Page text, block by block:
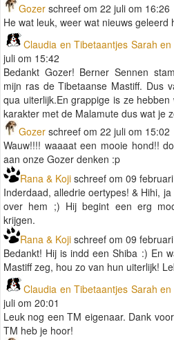
Gozer schreef om 22 juli om 16:26
He wat leuk, weer wat nieuws geleerd
Claudia en Tibetaantjes Sarah en
juli om 15:42
Bedankt Gozer! Berner Sennen
mijn ras de Tibetaanse Mastiff. Dus
qua uiterlijk.En grappige is ze
karakter met de Malamute dus wat je
Gozer schreef om 22 juli om 15:02
Wauw!!!! waaaat een mooie hond!!
aan onze Gozer denken :p
Rana & Koji schreef om 09
Inderdaad, alledrie oertypes! & Hihi,
over hem ;) Hij begint een erg
krijgen.
Rana & Koji schreef om 09
Bedankt! Hij is indd een Shiba :) En
Mastiff zeg, hou zo van hun uiterlijk!
Claudia en Tibetaantjes Sarah en
juli om 20:01
Leuk nog een TM eigenaar. Dank
TM heb je hoor!